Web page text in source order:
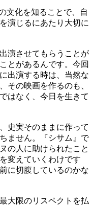
文化を知ることで、自
演じるにあたり大切に
演させてもらうことが
とがあるんです。今回
出演する時は、当然な
その映画を作るのも、
はなく、今日を生きて
史実そのままに作って
ません。『シサム』で
の人に助けられたこと
変えていくわけです
に切腹しているのかな
大限のリスペクトを払